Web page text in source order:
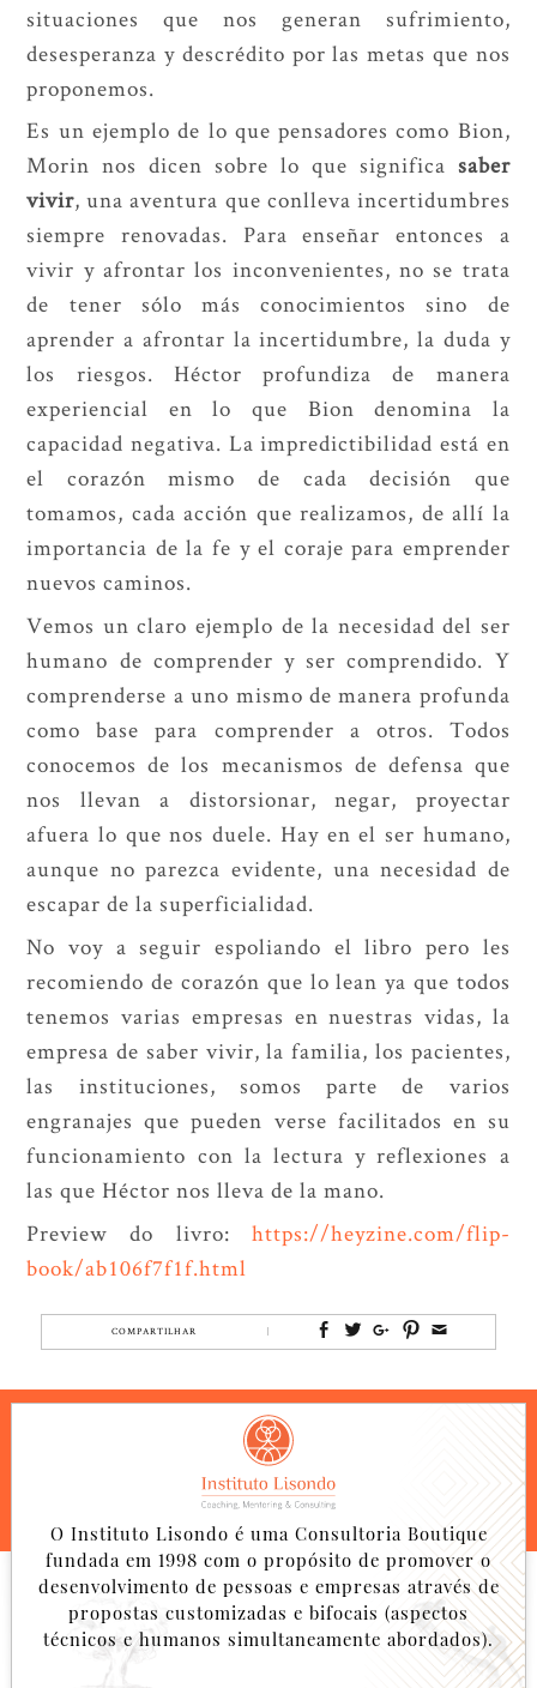
situaciones que nos generan sufrimiento,
desesperanza y descrédito por las metas que nos
proponemos.
Es un ejemplo de lo que pensadores como Bion,
Morin nos dicen sobre lo que significa saber
vivir, una aventura que conlleva incertidumbres
siempre renovadas. Para enseñar entonces a
vivir y afrontar los inconvenientes, no se trata
de tener sólo más conocimientos sino de
aprender a afrontar la incertidumbre, la duda y
los riesgos. Héctor profundiza de manera
experiencial en lo que Bion denomina la
capacidad negativa. La impredictibilidad está en
el corazón mismo de cada decisión que
tomamos, cada acción que realizamos, de allí la
importancia de la fe y el coraje para emprender
nuevos caminos.
Vemos un claro ejemplo de la necesidad del ser
humano de comprender y ser comprendido. Y
comprenderse a uno mismo de manera profunda
como base para comprender a otros. Todos
conocemos de los mecanismos de defensa que
nos llevan a distorsionar, negar, proyectar
afuera lo que nos duele. Hay en el ser humano,
aunque no parezca evidente, una necesidad de
escapar de la superficialidad.
No voy a seguir espoliando el libro pero les
recomiendo de corazón que lo lean ya que todos
tenemos varias empresas en nuestras vidas, la
empresa de saber vivir, la familia, los pacientes,
las instituciones, somos parte de varios
engranajes que pueden verse facilitados en su
funcionamiento con la lectura y reflexiones a
las que Héctor nos lleva de la mano.
Preview do livro: https://heyzine.com/flip-
book/ab106f7f1f.html
COMPARTILHAR
O Instituto Lisondo é uma Consultoria Boutique
fundada em 1998 com o propósito de promover o
desenvolvimento de pessoas e empresas através de
propostas customizadas e bifocais (aspectos
técnicos e humanos simultaneamente abordados).